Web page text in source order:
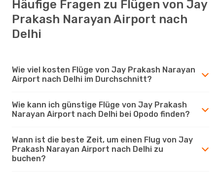
Häufige Fragen zu Flügen von Jay
Prakash Narayan Airport nach
Delhi
Wie viel kosten Flüge von Jay Prakash Narayan
Airport nach Delhi im Durchschnitt?
Wie kann ich günstige Flüge von Jay Prakash
Narayan Airport nach Delhi bei Opodo finden?
Wann ist die beste Zeit, um einen Flug von Jay
Prakash Narayan Airport nach Delhi zu
buchen?